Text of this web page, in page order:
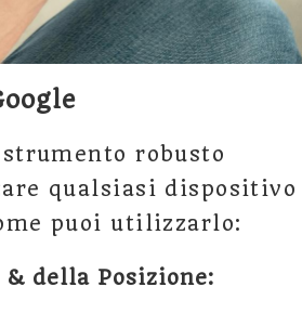
robusto
qualsiasi dispositivo
puoi utilizzarlo:
della Posizione: